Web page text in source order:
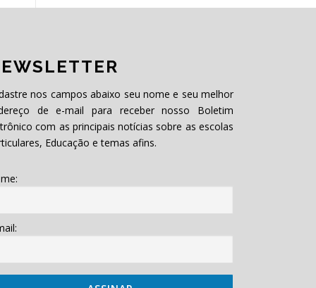
nos campos abaixo seu nome e seu melhor
de e-mail para receber nosso Boletim
com as principais notícias sobre as escolas
Educação e temas afins.